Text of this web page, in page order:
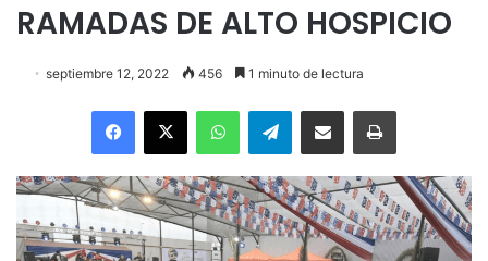
RAMADAS DE ALTO HOSPICIO
septiembre 12, 2022 456 1 minuto de lectura
Facebook
X WhatsAppTelegramEnviar vía email Imprimir